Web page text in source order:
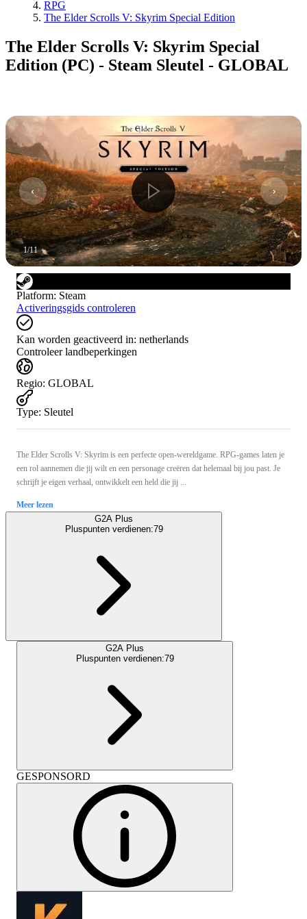
RPG
The Elder Scrolls V: Skyrim Special Edition
The Elder Scrolls V: Skyrim Special
Edition (PC) - Steam Sleutel - GLOBAL
1/11
Platform: Steam
Activeringsgids controleren
Kan worden geactiveerd in: netherlands
Controleer landbeperkingen
Regio: GLOBAL
Type: Sleutel
The Elder Scrolls V: Skyrim is een perfecte open-wereldgame. RPG-games laten je
een rol aannemen die jij wilt en een personage creëren dat helemaal bij jou past. Je
schrijft je eigen verhaal, ontwikkelt een held die jij ...
Meer lezen
G2A Plus
Pluspunten verdienen:79
G2A Plus
Pluspunten verdienen:79
GESPONSORD